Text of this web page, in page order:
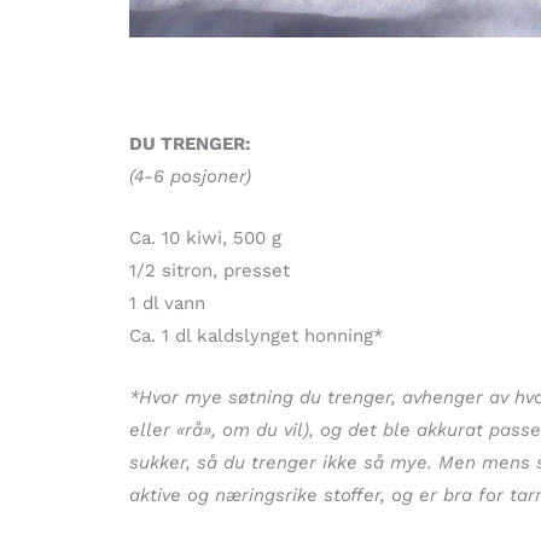
DU TRENGER:
(4-6 posjoner)
Ca. 10 kiwi, 500 g
1/2 sitron, presset
1 dl vann
Ca. 1 dl kaldslynget honning*
*Hvor mye søtning du trenger, avhenger av
eller «rå», om du vil), og det ble akkurat
sukker, så du trenger ikke så mye. Men
aktive og næringsrike stoffer, og er bra for